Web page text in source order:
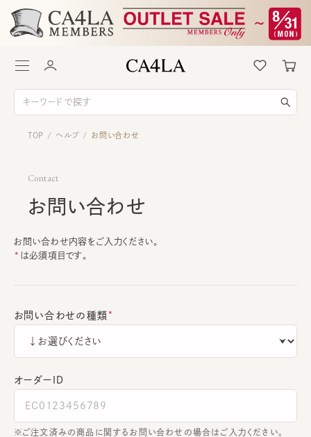
TOP / ヘルプ / お問い合わせ
Contact
お問い合わせ
お問い合わせ内容をご入力ください。
は必須項目です。
お問い合わせの種類
オーダーＩＤ
ご注文済みの商品に関するお問い合わせの場合はご入力ください。